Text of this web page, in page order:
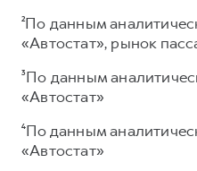
²По данным
«Автостат», рынок
³По данным
«Автостат»
⁴По данным
«Автостат»